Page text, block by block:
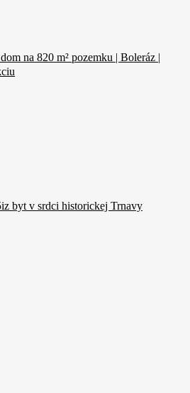
na 820 m² pozemku | Boleráz |
byt v srdci historickej Trnavy